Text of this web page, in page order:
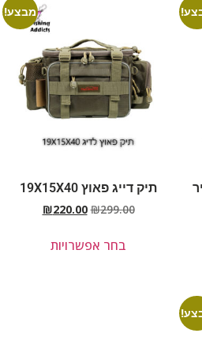
מבצע!
תיק דייג פאוץ 19X15X40
₪299.00
₪220.00
בחר אפשרויות